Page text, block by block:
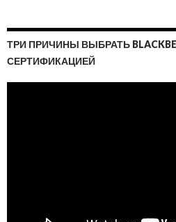
ТРИ ПРИЧИНЫ ВЫБРАТЬ
СЕРТИФИКАЦИЕЙ